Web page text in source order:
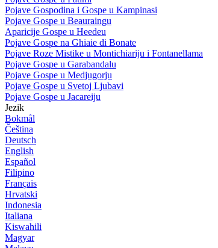
Pojave Gospodina i Gospe u Kampinasi
Pojave Gospe u Beauraingu
Aparicije Gospe u Heedeu
Pojave Gospe na Ghiaie di Bonate
Pojave Roze Mistike u Montichiariju i Fontanellama
Pojave Gospe u Garabandalu
Pojave Gospe u Medjugorju
Pojave Gospe u Svetoj Ljubavi
Pojave Gospe u Jacareiju
Jezik
Bokmål
Čeština
Deutsch
English
Español
Filipino
Français
Hrvatski
Indonesia
Italiana
Kiswahili
Magyar